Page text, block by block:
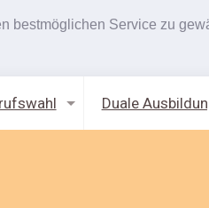
bestmöglichen Service zu
Duale